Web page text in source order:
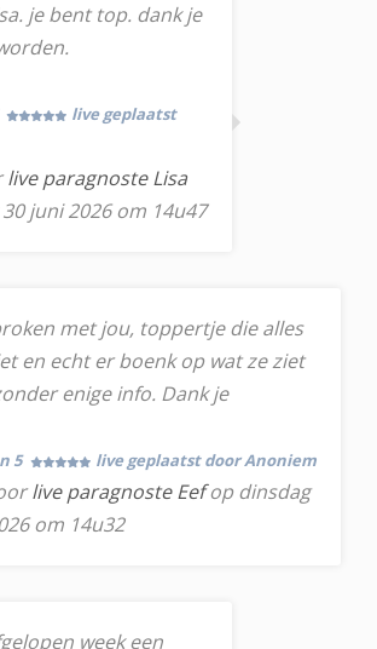
je bent top. dank je
live geplaatst
live paragnoste Lisa
juni 2026 om 14u47
met jou, toppertje die alles
en echt er boenk op wat ze ziet
enige info. Dank je
5 live geplaatst door Anoniem
live paragnoste Eefop dinsdag
om 14u32
week een